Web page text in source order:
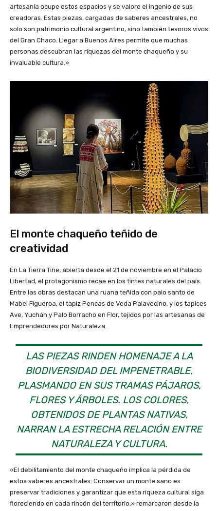
artesanía ocupe estos espacios y se valore el ingenio de sus
creadoras. Estas piezas, cargadas de saberes ancestrales, no
solo son patrimonio cultural argentino, sino también tesoros vivos
del Gran Chaco. Llegar a Buenos Aires permite que muchas
personas descubran las riquezas del monte chaqueño y su
invaluable cultura.»
El monte chaqueño teñido de
creatividad
En La Tierra Tiñe, abierta desde el 21 de noviembre en el Palacio
Libertad, el protagonismo recae en los tintes naturales del país.
Entre las obras destacan una ruana teñida con palo santo de
Mabel Figueroa, el tapiz Pencas de Veda Palavecino, y los tapices
Ave, Yuchán y Palo Borracho en Flor, tejidos por las artesanas de
Emprendedores por Naturaleza.
LAS PIEZAS RINDEN HOMENAJE A LA
BIODIVERSIDAD DEL IMPENETRABLE,
PLASMANDO EN SUS TRAMAS PÁJAROS,
FLORES Y ÁRBOLES. LOS COLORES,
OBTENIDOS DE PLANTAS NATIVAS,
NARRAN LA ESTRECHA RELACIÓN ENTRE
NATURALEZA Y CULTURA.
«El debilitamiento del monte chaqueño implica la pérdida de
estos saberes ancestrales. Conservar un monte sano es
preservar tradiciones y garantizar que esta riqueza cultural siga
floreciendo en cada rincón del territorio,» remarcaron desde la